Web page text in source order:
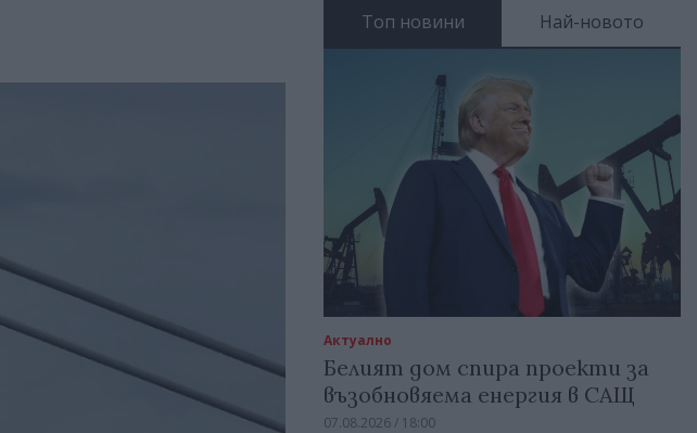
Топ новини Най-новото
Актуално
Белият дом спира проекти за
възобновяема енергия в САЩ
07.08.2026 / 18:00